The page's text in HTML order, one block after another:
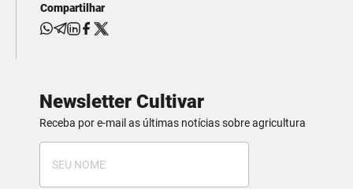
Compartilhar
Newsletter Cultivar
Receba por e-mail as últimas notícias sobre agricultura